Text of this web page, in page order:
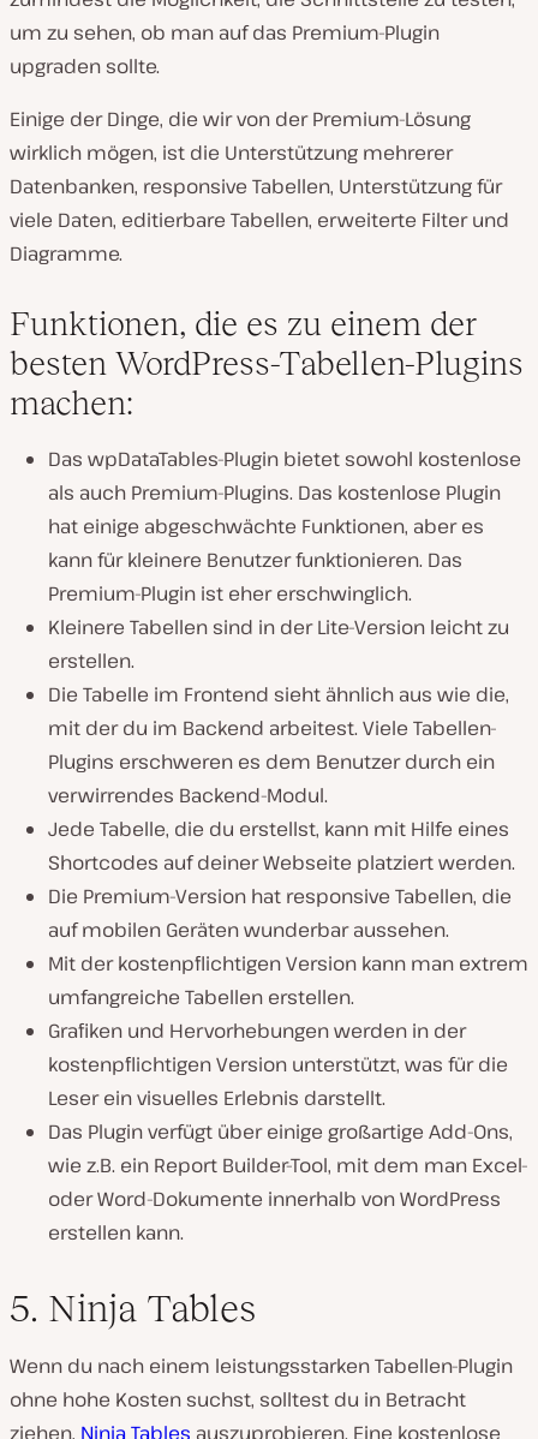
um zu sehen, ob man auf das Premium-Plugin
upgraden sollte.
Einige der Dinge, die wir von der Premium-Lösung
wirklich mögen, ist die Unterstützung mehrerer
Datenbanken, responsive Tabellen, Unterstützung für
viele Daten, editierbare Tabellen, erweiterte Filter und
Diagramme.
Funktionen, die es zu einem der
besten WordPress-Tabellen-Plugins
machen:
Das wpDataTables-Plugin bietet sowohl kostenlose
als auch Premium-Plugins. Das kostenlose Plugin
hat einige abgeschwächte Funktionen, aber es
kann für kleinere Benutzer funktionieren. Das
Premium-Plugin ist eher erschwinglich.
Kleinere Tabellen sind in der Lite-Version leicht zu
erstellen.
Die Tabelle im Frontend sieht ähnlich aus wie die,
mit der du im Backend arbeitest. Viele Tabellen-
Plugins erschweren es dem Benutzer durch ein
verwirrendes Backend-Modul.
Jede Tabelle, die du erstellst, kann mit Hilfe eines
Shortcodes auf deiner Webseite platziert werden.
Die Premium-Version hat responsive Tabellen, die
auf mobilen Geräten wunderbar aussehen.
Mit der kostenpflichtigen Version kann man extrem
umfangreiche Tabellen erstellen.
Grafiken und Hervorhebungen werden in der
kostenpflichtigen Version unterstützt, was für die
Leser ein visuelles Erlebnis darstellt.
Das Plugin verfügt über einige großartige Add-Ons,
wie z.B. ein Report Builder-Tool, mit dem man Excel-
oder Word-Dokumente innerhalb von WordPress
erstellen kann.
5. Ninja Tables
Wenn du nach einem leistungsstarken Tabellen-Plugin
ohne hohe Kosten suchst, solltest du in Betracht
ziehen, Ninja Tables auszuprobieren. Eine kostenlose